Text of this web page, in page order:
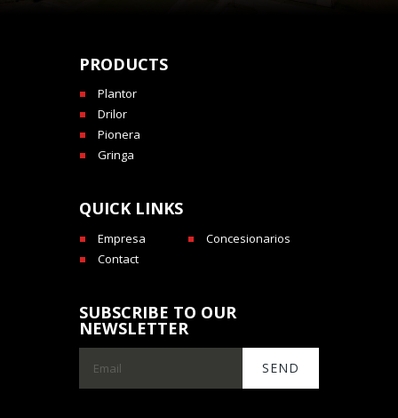
PRODUCTS
Plantor
Drilor
Pionera
Gringa
QUICK LINKS
Empresa
Concesionarios
Contact
SUBSCRIBE TO OUR
NEWSLETTER